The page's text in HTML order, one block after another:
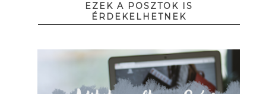
EZEK A POSZTOK IS
ÉRDEKELHETNEK